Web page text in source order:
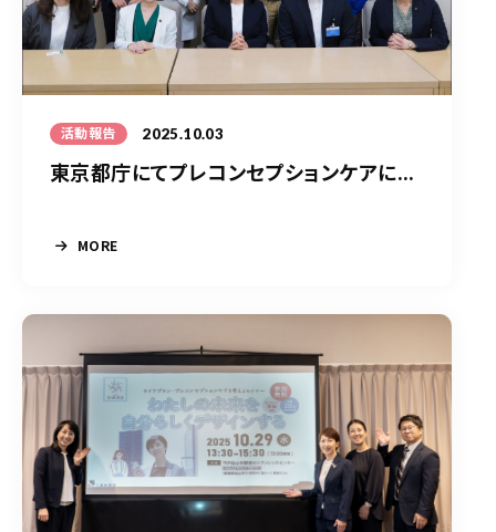
活動報告 2025.10.03
東京都庁にてプレコンセプションケアに...
MORE